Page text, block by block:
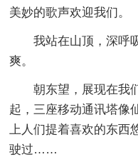
美妙的歌声欢迎我们。
我站在山顶，深呼
爽。
朝东望，展现在我
起，三座移动通讯塔像
上人们提着喜欢的东
驶过……